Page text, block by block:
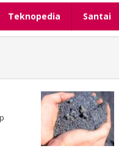
Teknopedia Santai